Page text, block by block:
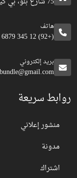
هاتف
(+92) 12 345 6879
بريد إلكتروني
روابط سريعة
منشور إعلاني
مدونة
اشتراك